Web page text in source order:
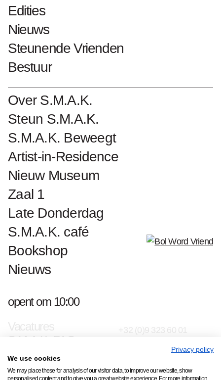
Edities
Nieuws
Steunende Vrienden
Bestuur
Over S.M.A.K.
Steun S.M.A.K.
S.M.A.K. Beweegt
Artist-in-Residence
Nieuw Museum
Zaal 1
Late Donderdag
S.M.A.K. café
Bookshop
Nieuws
opent om 10:00
Word Vriend van S.M.A.K.
Contact & pers
S.M.A.K. Team
Vacatures
S.M.A.K. FAQ
+32 (0)9 323 60 01
schrijf je in op onze nieuwsbrief
Privacy policy
We use cookies
We may place these for analysis of our visitor data, to improve our website, show
personalised content and to give you a great website experience. For more information